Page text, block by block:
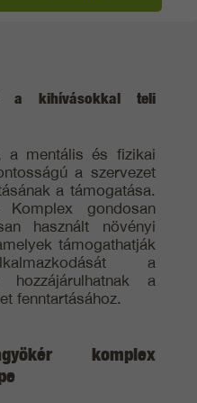
a kihívásokkal teli
a mentális és fizikai
a szervezet
a támogatása.
gondosan
használt növényi
támogathatják
a
hozzájárulhatnak a
fenntartásához.
komplex